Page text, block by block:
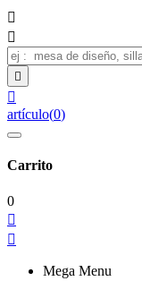




artículo(0)
Carrito
0


Mega Menu